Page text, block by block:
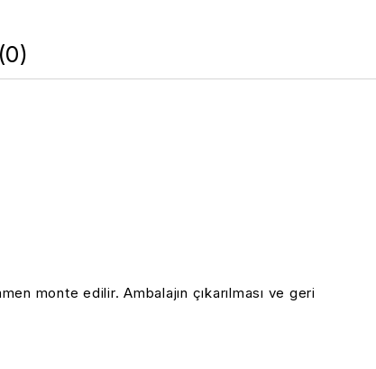
monte edilir. Ambalajın çıkarılması ve geri